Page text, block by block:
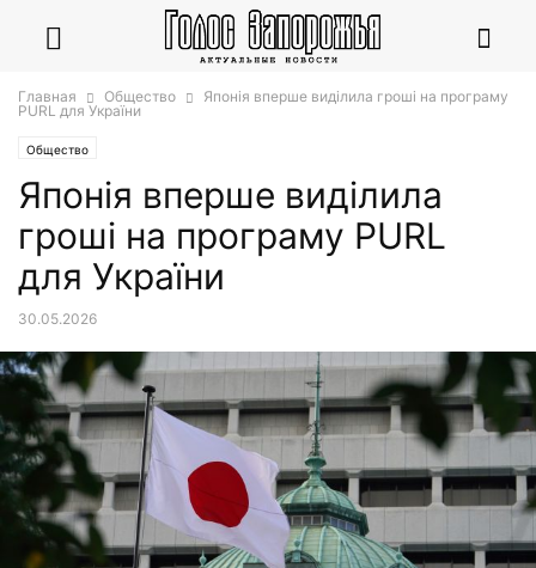
Главная Общество
Японія вперше виділила гроші на програму
PURL для України
Общество
Японія вперше виділила
гроші на програму PURL
для України
30.05.2026